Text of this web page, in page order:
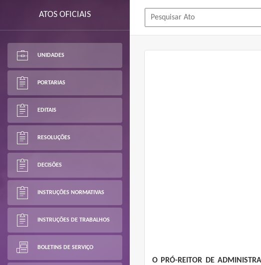
ATOS OFICIAIS
UNIDADES
PORTARIAS
EDITAIS
RESOLUÇÕES
DECISÕES
INSTRUÇÕES NORMATIVAS
INSTRUÇÕES DE TRABALHOS
BOLETINS DE SERVIÇO
O PRÓ-REITOR DE